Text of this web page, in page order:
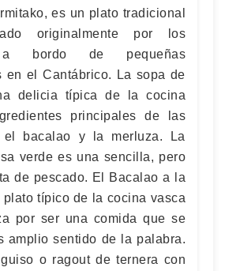
es un plato tradicional
originalmente por los
a bordo de pequeñas
en el Cantábrico. La sopa de
delicia típica de la cocina
principales de las
el bacalao y la merluza. La
verde es una sencilla, pero
de pescado. El Bacalao a la
típico de la cocina vasca
por ser una comida que se
amplio sentido de la palabra.
o ragout de ternera con